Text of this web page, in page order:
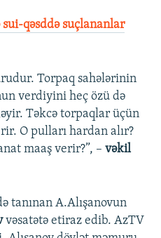
qəsddə suçlananlar
Torpaq sahələrinin
verdiyini heç özü də
Təkcə torpaqlar üçün
O pulları hardan alır?
maaş verir?”, – vəkil
tanınan A.Alışanovun
vəsatətə etiraz edib. AzTV